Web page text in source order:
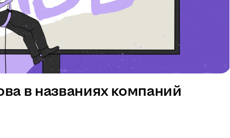
в названиях компаний